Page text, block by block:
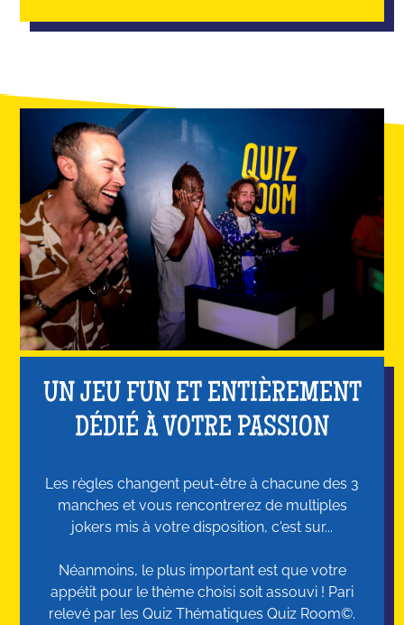
UN JEU FUN ET ENTIÈREMENT
DÉDIÉ À VOTRE PASSION
Les règles changent peut-être à chacune des 3
manches et vous rencontrerez de multiples
jokers mis à votre disposition, c'est sur...
Néanmoins, le plus important est que votre
appétit pour le thème choisi soit assouvi ! Pari
relevé par les Quiz Thématiques Quiz Room©.